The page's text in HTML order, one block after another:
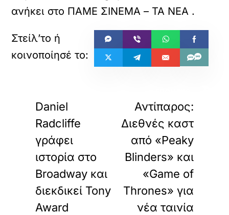
ανήκει στο ΠΑΜΕ ΣΙΝΕΜΑ – ΤΑ ΝΕΑ .
Daniel
Radcliffe
γράφει
ιστορία στο
Broadway και
διεκδικεί Tony
Award
Αντίπαρος:
Διεθνές καστ
από «Peaky
Blinders» και
«Game of
Thrones» για
νέα ταινία